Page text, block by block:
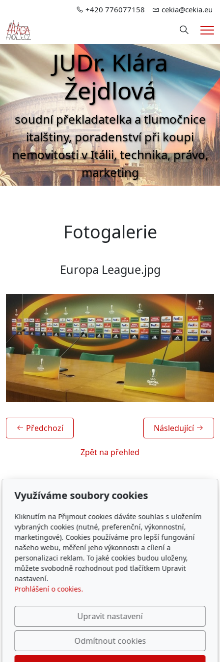
+420 776077158 cekia@cekia.eu
Hledání
JUDr. Klára
Žejdlová
soudní překladatelka a tlumočnice
italštiny, poradenství při koupi
nemovitosti v Itálii, technika, právo,
marketing
Fotogalerie
Europa League.jpg
Předchozí
Zpět na přehled
Následující
Adresa
JUDr. Klára Žejdlová
Vlkov nad Lesy 14
Kontakt
+420 776077158
Využíváme soubory cookies
Kliknutím na Přijmout cookies dáváte souhlas s uložením
vybraných cookies (nutné, preferenční, výkonnostní,
marketingové). Cookies používáme pro lepší fungování
našeho webu, měření jeho výkonnosti a cílení a
personalizaci reklam. To jaké cookies budou uloženy,
můžete svobodně rozhodnout pod tlačítkem Upravit
nastavení.
Prohlášení o cookies.
Upravit nastavení
Odmítnout cookies